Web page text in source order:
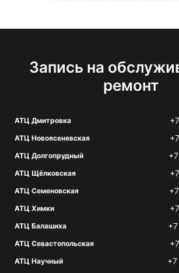
Запись на
ремонт
АТЦ Дмитровка
АТЦ Новоясеневская
АТЦ Долгопрудный
АТЦ Щёлковская
АТЦ Семеновская
АТЦ Химки
АТЦ Балашиха
АТЦ Севастопольская
АТЦ Научный